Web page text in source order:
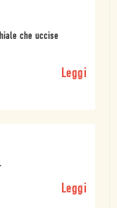
che uccise
Leggi
Leggi